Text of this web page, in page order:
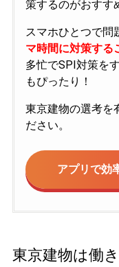
策するのがおすす
スマホひとつで問
マ時間に対策する
多忙でSPI対策を
もぴったり！
東京建物の選考を
ださい。
アプリで効
東京建物は働